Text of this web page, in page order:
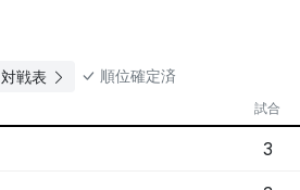
対戦表 順位確定済
試合
3